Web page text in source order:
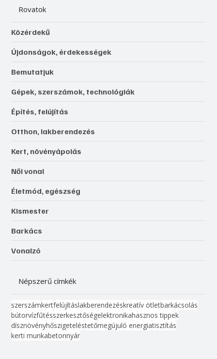
Rovatok
Közérdekű
Újdonságok, érdekességek
Bemutatjuk
Gépek, szerszámok, technológiák
Építés, felújítás
Otthon, lakberendezés
Kert, növényápolás
Női vonal
Életmód, egészség
Kismester
Barkács
Vonalzó
Népszerű címkék
szerszámkertfelújításlakberendezéskreatív ötletbarkácsolás
bútorvízfűtésszerkesztőségelektronikahasznos tippek
dísznövényhőszigeteléstetőmegújuló energiatisztítás
kerti munkabetonnyár